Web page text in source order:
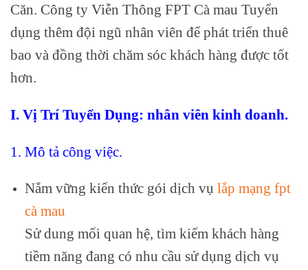
Căn. Công ty Viễn Thông FPT Cà mau Tuyển
dụng thêm đội ngũ nhân viên để phát triển thuê
bao và đồng thời chăm sóc khách hàng được tốt
hơn.
I. Vị Trí Tuyển Dụng: nhân viên kinh doanh.
1. Mô tả công việc.
Nắm vững kiến thức gói dịch vụ lắp mạng fpt
cà mau
Sử dung mối quan hệ, tìm kiếm khách hàng
tiềm năng đang có nhu cầu sử dụng dịch vụ